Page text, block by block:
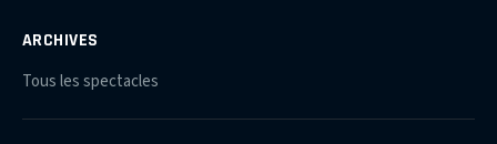
ARCHIVES
Tous les spectacles